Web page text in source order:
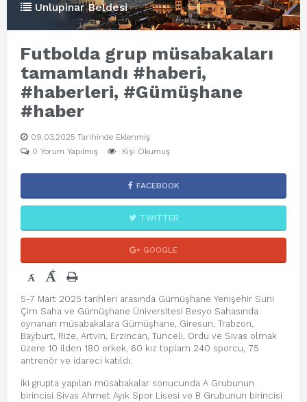
Unlupinar Beldesi
Futbolda grup müsabakaları
tamamlandı #haberi,
#haberleri, #Gümüşhane
#haber
09.03.2025 Tarihinde Eklenmiş
0 Yorum Yapılmış
Kişi Okumuş
FACEBOOK
TWITTER
GOOGLE
- +
5-7 Mart 2025 tarihleri arasında Gümüşhane Yenişehir Suni
Çim Saha ve Gümüşhane Üniversitesi Besyo Sahasında
oynanan müsabakalara Gümüşhane, Giresun, Trabzon,
Bayburt, Rize, Artvin, Erzincan, Tunceli, Ordu ve Sivas olmak
üzere 10 ilden 180 erkek, 60 kız toplam 240 sporcu, 75
antrenör ve idareci katıldı.
İki grupta yapılan müsabakalar sonucunda A Grubunun
birincisi Sivas Ahmet Ayık Spor Lisesi ve B Grubunun birincisi